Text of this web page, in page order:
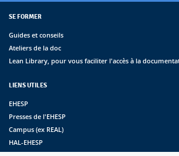
SE FORMER
Guides et conseils
Ateliers de la doc
Lean Library, pour vous faciliter l'accès à la
LIENS UTILES
EHESP
Presses de l'EHESP
Campus (ex REAL)
HAL-EHESP